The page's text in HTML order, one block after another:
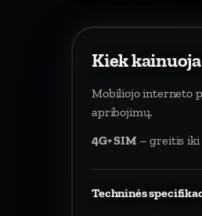
Kiek
Mobiliojo interneto
apribojimų.
4G+ SIM– greitis iki
Techninės